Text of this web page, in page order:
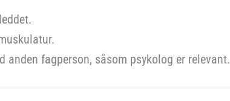
fagperson, såsom psykolog er relevant.